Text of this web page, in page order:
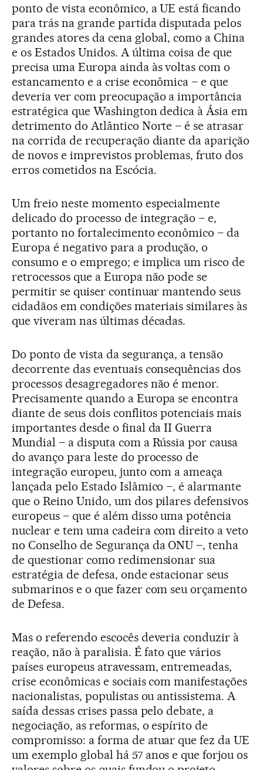
ponto de vista econômico, a UE está ficando
para trás na grande partida disputada pelos
grandes atores da cena global, como a China
e os Estados Unidos. A última coisa de que
precisa uma Europa ainda às voltas com o
estancamento e a crise econômica – e que
deveria ver com preocupação a importância
estratégica que Washington dedica à Ásia em
detrimento do Atlântico Norte – é se atrasar
na corrida de recuperação diante da aparição
de novos e imprevistos problemas, fruto dos
erros cometidos na Escócia.
Um freio neste momento especialmente
delicado do processo de integração – e,
portanto no fortalecimento econômico – da
Europa é negativo para a produção, o
consumo e o emprego; e implica um risco de
retrocessos que a Europa não pode se
permitir se quiser continuar mantendo seus
cidadãos em condições materiais similares às
que viveram nas últimas décadas.
Do ponto de vista da segurança, a tensão
decorrente das eventuais consequências dos
processos desagregadores não é menor.
Precisamente quando a Europa se encontra
diante de seus dois conflitos potenciais mais
importantes desde o final da II Guerra
Mundial – a disputa com a Rússia por causa
do avanço para leste do processo de
integração europeu, junto com a ameaça
lançada pelo Estado Islâmico –, é alarmante
que o Reino Unido, um dos pilares defensivos
europeus – que é além disso uma potência
nuclear e tem uma cadeira com direito a veto
no Conselho de Segurança da ONU –, tenha
de questionar como redimensionar sua
estratégia de defesa, onde estacionar seus
submarinos e o que fazer com seu orçamento
de Defesa.
Mas o referendo escocês deveria conduzir à
reação, não à paralisia. É fato que vários
países europeus atravessam, entremeadas,
crise econômicas e sociais com manifestações
nacionalistas, populistas ou antissistema. A
saída dessas crises passa pelo debate, a
negociação, as reformas, o espírito de
compromisso: a forma de atuar que fez da UE
um exemplo global há 57 anos e que forjou os